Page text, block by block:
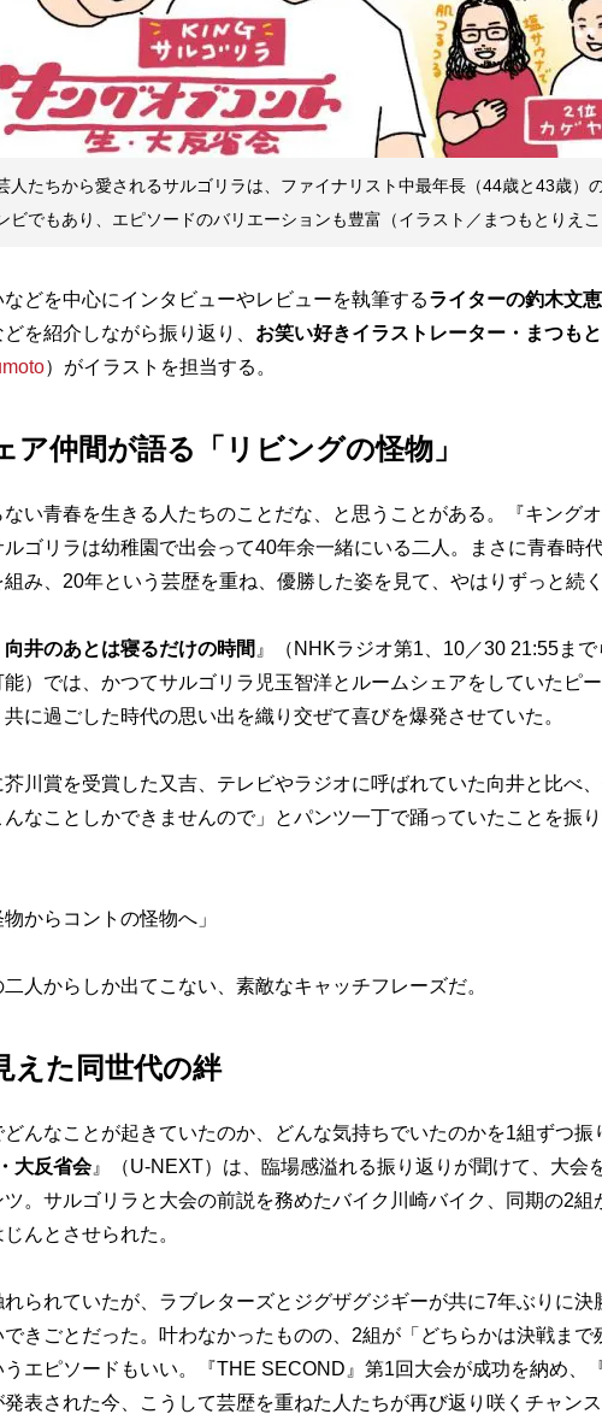
人たちから愛されるサルゴリラは、ファイナリスト中最年長（44歳と43歳）
ビでもあり、エピソードのバリエーションも豊富（イラスト／まつもとりえこ
どを中心にインタビューやレビューを執筆するライターの釣木文恵
を紹介しながら振り返り、 お笑い好きイラストレーター・まつも
）がイラストを担当する。
ア仲間が語る「リビングの怪物」
い青春を生きる人たちのことだな、と思うことがある。『キング
ルゴリラは幼稚園で出会って40年余一緒にいる二人。まさに青春時
み、20年という芸歴を重ね、優勝した姿を見て、やはりずっと続く
井のあとは寝るだけの時間 』（NHKラジオ第1、10／30 21:55ま
）では、かつてサルゴリラ児玉智洋とルームシェアをしていたピ
に過ごした時代の思い出を織り交ぜて喜びを爆発させていた。
川賞を受賞した又吉、テレビやラジオに呼ばれていた向井と比べ
なことしかできませんので」とパンツ一丁で踊っていたことを振
物からコントの怪物へ」
人からしか出てこない、素敵なキャッチフレーズだ。
えた同世代の絆
んなことが起きていたのか、どんな気持ちでいたのかを1組ずつ振
大反省会』（U-NEXT）は、臨場感溢れる振り返りが聞けて、大会
ツ。サルゴリラと大会の前説を務めたバイク川崎バイク、同期の2組
んとさせられた。
られていたが、ラブレターズとジグザグジギーが共に7年ぶりに決
きごとだった。叶わなかったものの、2組が「どちらかは決戦まで
エピソードもいい。『THE SECOND』第1回大会が成功を納め、
表された今、こうして芸歴を重ねた人たちが再び返り咲くチャン